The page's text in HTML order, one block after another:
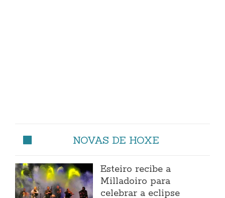
NOVAS DE HOXE
Esteiro recibe a
Milladoiro para
celebrar a eclipse